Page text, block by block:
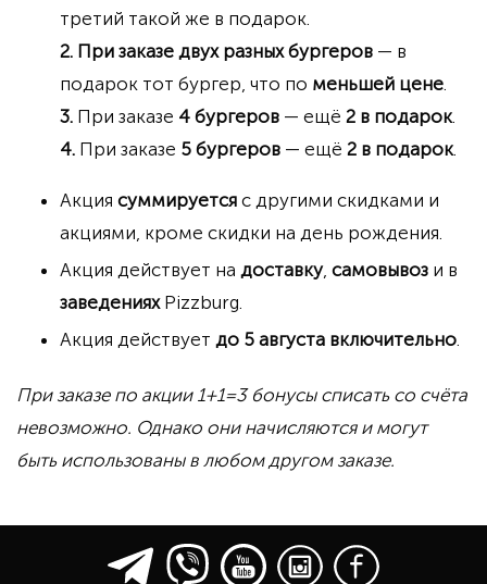
третий такой же в подарок.
При заказе двух разных бургеров — в
подарок тот бургер, что по меньшей цене.
При заказе 4 бургеров — ещё 2 в подарок.
При заказе 5 бургеров — ещё 2 в подарок.
Акция суммируется с другими скидками и
акциями, кроме скидки на день рождения.
Акция действует на доставку, самовывоз и в
заведенияхPizzburg.
Акция действует до 5 августа включительно.
При заказе по акции 1+1=3 бонусы списать со счёта
невозможно. Однако они начисляются и могут
быть использованы в любом другом заказе.